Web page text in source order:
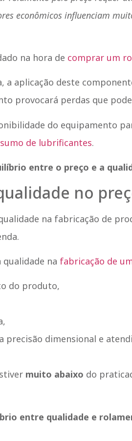
econômicos influenciam
na hora de comprar um
a aplicação deste
provocará perdas que
do equipamento
de lubrificantes.
entre o preço e a
no
na fabricação de
na fabricação de
do produto,
precisão dimensional e
muito abaixo do
entre qualidade e